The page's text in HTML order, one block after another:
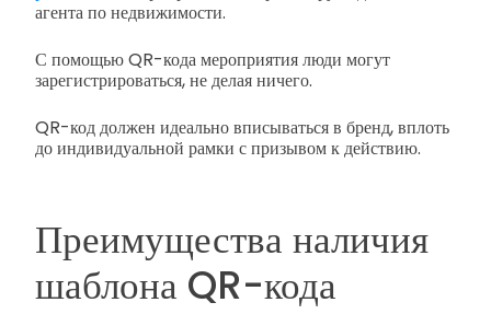
агента по недвижимости.
С помощью QR-кода мероприятия люди могут
зарегистрироваться, не делая ничего.
QR-код должен идеально вписываться в бренд, вплоть
до индивидуальной рамки с призывом к действию.
Преимущества наличия
шаблона QR-кода